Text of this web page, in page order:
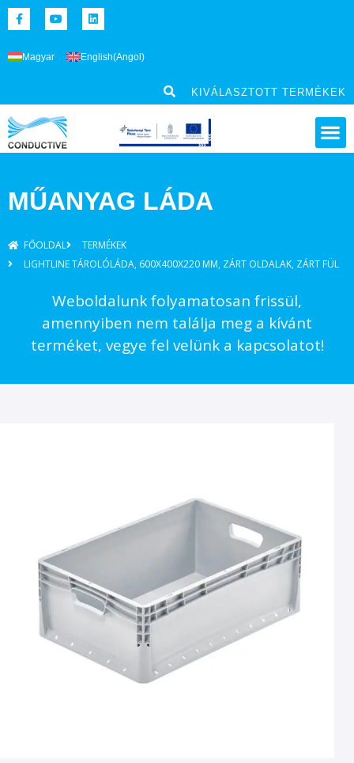
Magyar English(Angol )
KIVÁLASZTOTT TERMÉKEK
MŰANYAG LÁDA
FŐOLDAL
TERMÉKEK
LIGHTLINE TÁROLÓLÁDA, 600X400X220 MM, ZÁRT OLDALAK, ZÁRT FÜL
Weboldalunk folyamatosan frissül,
amennyiben nem találja meg a kívánt
terméket, vegye fel velünk a kapcsolatot!